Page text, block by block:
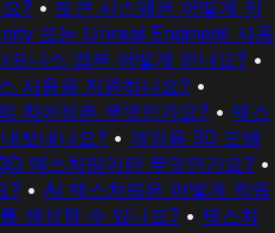
? • 토큰 시스템은 어떻게 작
또는 Unreal Engine에 사용
프니스 맵은 어떻게 얻나요? •
사용을 지원하나요? •
차이점은 무엇인가요? • 텍스
보내나요? • 게임용 3D 모델
텍스처링이란 무엇인가요? •
? • AI 텍스처링은 어떻게 작동
생성할 수 있나요? • 텍스처